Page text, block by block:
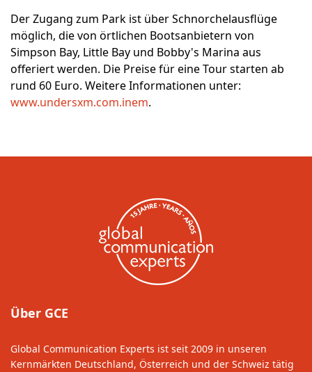
Der Zugang zum Park ist über Schnorchelausflüge
möglich, die von örtlichen Bootsanbietern von
Simpson Bay, Little Bay und Bobby's Marina aus
offeriert werden. Die Preise für eine Tour starten ab
rund 60 Euro. Weitere Informationen unter:
www.undersxm.com.inem.
Über GCE
Global Communication Experts ist seit 2009 in unseren
Kernmärkten Deutschland, Österreich und der Schweiz tätig